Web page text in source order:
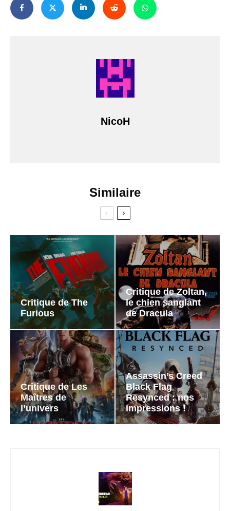
NicoH
Similaire
Critique de The
Furious
Critique de Zoltan,
le chien sanglant
de Dracula
Critique de Les
Maîtres de
l’univers
Assassin’s Creed
Black Flag
Resynced : nos
impressions !